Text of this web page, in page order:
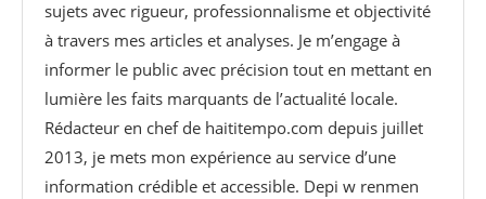
sujets avec rigueur, professionnalisme et objectivité
à travers mes articles et analyses. Je m’engage à
informer le public avec précision tout en mettant en
lumière les faits marquants de l’actualité locale.
Rédacteur en chef de haititempo.com⁠ depuis juillet
2013, je mets mon expérience au service d’une
information crédible et accessible. Depi w renmen